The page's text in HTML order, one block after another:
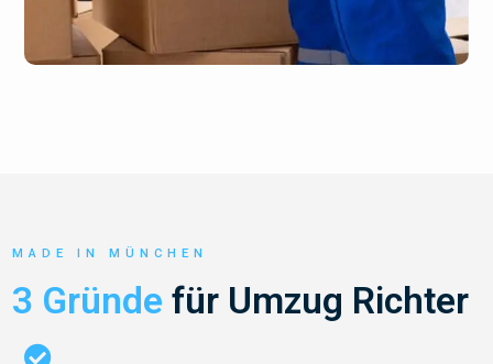
MADE IN MÜNCHEN
3 Gründe für Umzug Richter